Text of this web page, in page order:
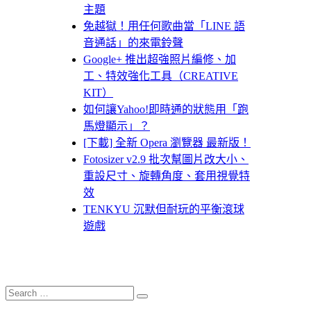
主題
免越獄！用任何歌曲當「LINE 語
音通話」的來電鈴聲
Google+ 推出超強照片編修、加
工、特效強化工具（CREATIVE
KIT）
如何讓Yahoo!即時通的狀態用「跑
馬燈顯示」？
[下載] 全新 Opera 瀏覽器 最新版！
Fotosizer v2.9 批次幫圖片改大小、
重設尺寸、旋轉角度、套用視覺特
效
TENKYU 沉默但耐玩的平衡滾球
遊戲
Search
for:
Search